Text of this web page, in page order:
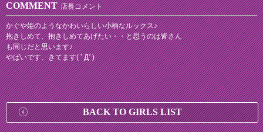
COMMENT 店長コメント
かぐや姫のようなかわいらしい小柄なルックス♪
抱きしめて、抱きしめてあげたい・・と思うのは皆さん
も同じだと思います♪
やばいです、きてます( ﾟДﾟ)
BACK TO GIRLS LIST